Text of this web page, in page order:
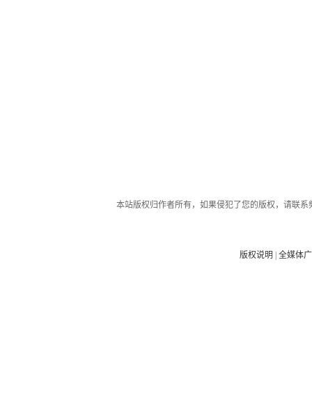
本站版权归作者所有，如果侵犯了您的版权，请联
版权说明 |全媒体